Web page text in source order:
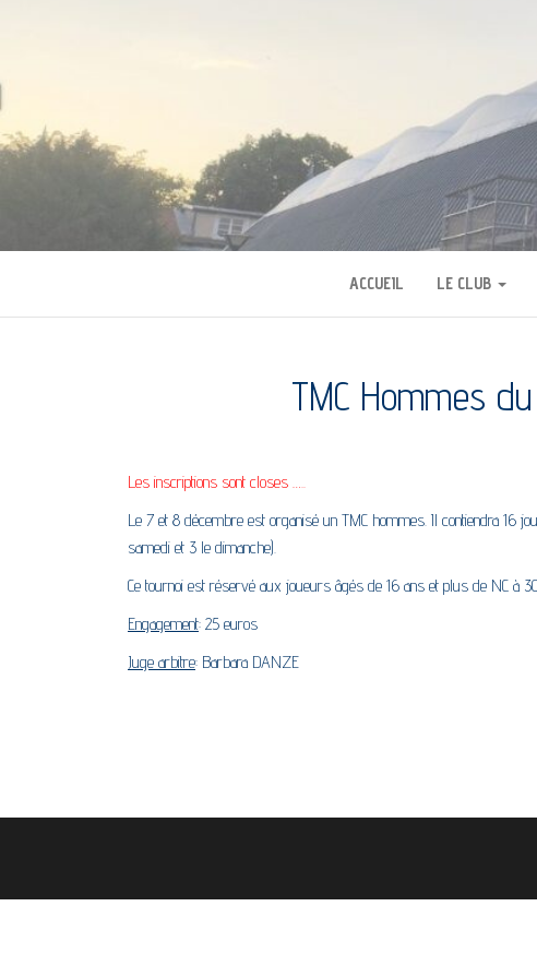
TENNIS SQUASH
ACCUEIL LE CLUB
TMC Hommes
Les inscriptions sont closes …..
Le 7 et 8 décembre est organisé un TMC hommes. Il contiendra 16
samedi et 3 le dimanche).
Ce tournoi est réservé aux joueurs âgés de 16 ans et plus de NC à
Engagement: 25 euros
Juge arbitre: Barbara DANZE